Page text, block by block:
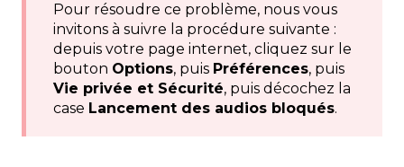
Pour résoudre ce problème, nous vous
invitons à suivre la procédure suivante :
depuis votre page internet, cliquez sur le
bouton Options, puis Préférences, puis
Vie privée et Sécurité, puis décochez la
case Lancement des audios bloqués.